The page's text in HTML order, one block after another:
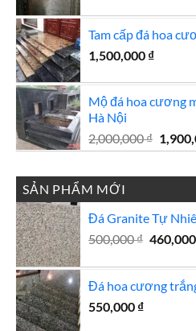
Tam cấp đá hoa
1,500,000 ₫
Mộ đá hoa cương
Hà Nội
2,000,000₫ Giá
gốc
SẢN PHẨM MỚI
Đá Granite Tự
500,000₫ Giá
là:
500,000
460,000
Đá hoa cương
550,000 ₫